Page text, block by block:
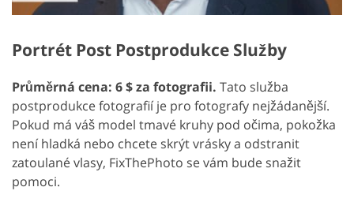
Portrét Post Postprodukce Služby
Průměrná cena: 6 $ za fotografii. Tato služba
postprodukce fotografií je pro fotografy nejžádanější.
Pokud má váš model tmavé kruhy pod očima, pokožka
není hladká nebo chcete skrýt vrásky a odstranit
zatoulané vlasy, FixThePhoto se vám bude snažit
pomoci.